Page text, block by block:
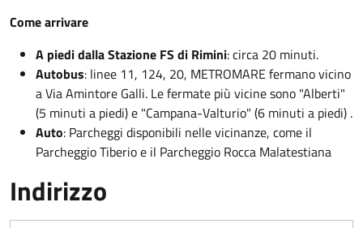
Come arrivare
A piedi dalla Stazione FS di Rimini: circa 20 minuti.
Autobus: linee 11, 124, 20, METROMARE fermano vicino
a Via Amintore Galli. Le fermate più vicine sono "Alberti"
(5 minuti a piedi) e "Campana-Valturio" (6 minuti a piedi) .
Auto: Parcheggi disponibili nelle vicinanze, come il
Parcheggio Tiberio e il Parcheggio Rocca Malatestiana
Indirizzo